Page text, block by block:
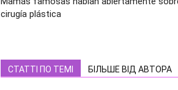
cirugía plástica
СТАТТІ ПО ТЕМІ БІЛЬШЕ ВІД АВТОРА